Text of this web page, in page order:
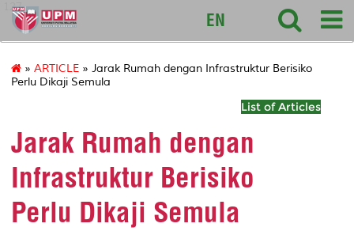
127
EN
» ARTICLE » Jarak Rumah dengan Infrastruktur Berisiko
Perlu Dikaji Semula
List of Articles
Jarak Rumah dengan
Infrastruktur Berisiko
Perlu Dikaji Semula